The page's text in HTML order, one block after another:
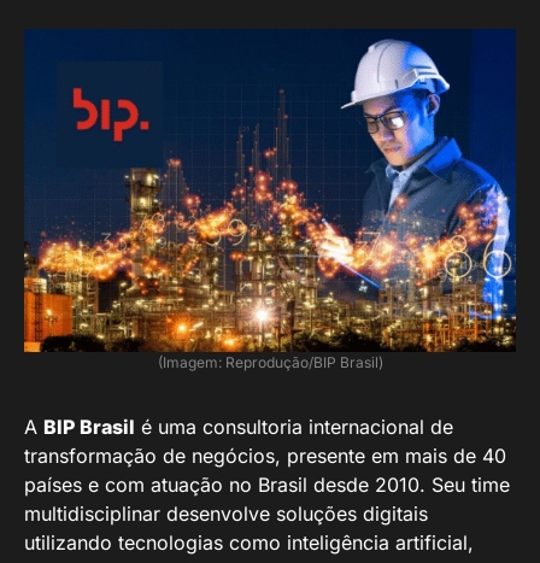
(Imagem: Reprodução/BIP Brasil)
A BIP Brasil é uma consultoria internacional de
transformação de negócios, presente em mais de 40
países e com atuação no Brasil desde 2010. Seu time
multidisciplinar desenvolve soluções digitais
utilizando tecnologias como inteligência artificial,